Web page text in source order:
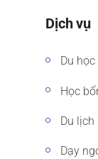
Dịch vụ
Du học
Học
Du lịch
Dạy